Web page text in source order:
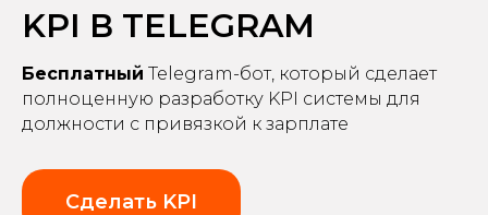
KPI В TELEGRAM
Бесплатный Telegram-бот, который сделает
полноценную разработку KPI системы для
должности с привязкой к зарплате
Сделать KPI